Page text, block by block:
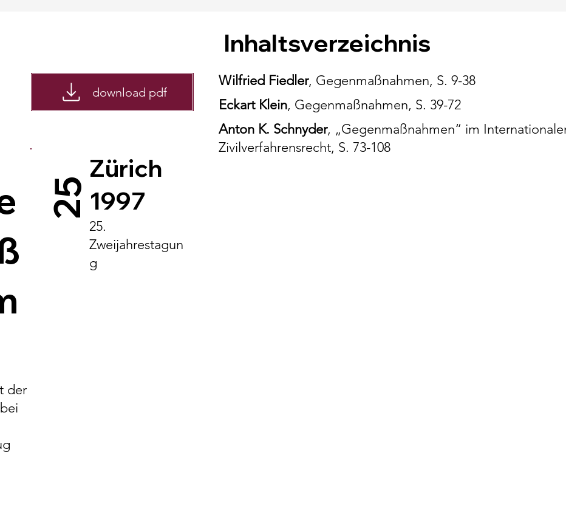
download pdf
Zürich
1997
25.
Zweijahrestagun
g
25
der
Inhaltsverzeichnis
Wilfried Fiedler, Gegenmaßnahmen, S. 9-38
Eckart Klein, Gegenmaßnahmen, S. 39-72
Anton K. Schnyder, „Gegenmaßnahmen“ im
Zivilverfahrensrecht, S. 73-108